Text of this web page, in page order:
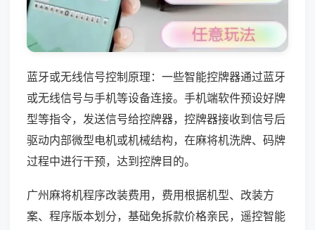
蓝牙或无线信号控制原理：一些智能控牌器通过蓝牙
或无线信号与手机等设备连接。手机端软件预设好牌
型等指令，发送信号给控牌器，控牌器接收到信号后
驱动内部微型电机或机械结构，在麻将机洗牌、码牌
过程中进行干预，达到控牌目的。
广州麻将机程序改装费用，费用根据机型、改装方
案、程序版本划分，基础免拆款价格亲民，遥控智能